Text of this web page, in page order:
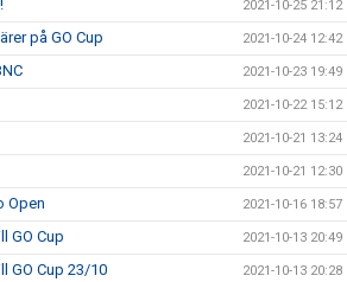
2021-10-25 21:12
på GO Cup 2021-10-24 12:42
2021-10-23 19:49
2021-10-22 15:12
2021-10-21 13:24
2021-10-21 12:30
Open 2021-10-16 18:57
GO Cup 2021-10-13 20:49
GO Cup 23/10 2021-10-13 20:28